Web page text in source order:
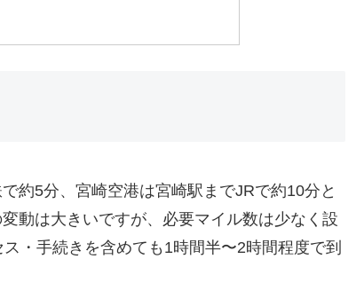
約5分、宮崎空港は宮崎駅までJRで約10分と
動は大きいですが、必要マイル数は少なく設
・手続きを含めても1時間半〜2時間程度で到